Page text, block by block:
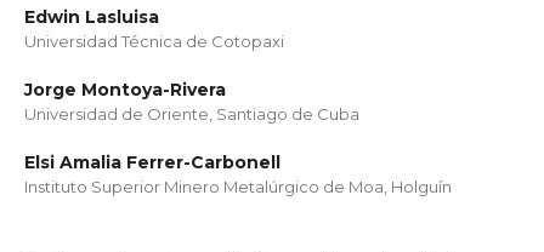
Edwin Lasluisa
Universidad Técnica de Cotopaxi
Jorge Montoya-Rivera
Universidad de Oriente, Santiago de Cuba
Elsi Amalia Ferrer-Carbonell
Instituto Superior Minero Metalúrgico de Moa, Holguín